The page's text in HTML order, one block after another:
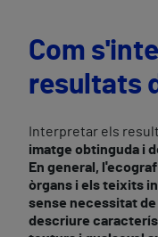
Com
resultats
Interpretar els
imatge obtinguda i
En general,
òrgans i els teixits
sense necessitat
descriure